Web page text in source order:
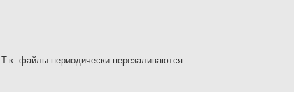
файлы периодически перезаливаются.